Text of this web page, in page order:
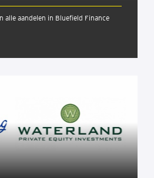
alle aandelen in Bluefield Finance